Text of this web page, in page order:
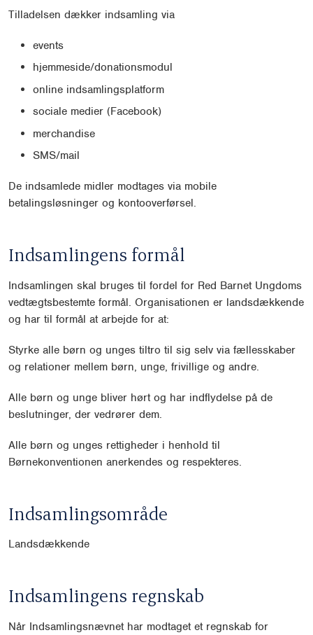
Tilladelsen dækker indsamling via
events
hjemmeside/donationsmodul
online indsamlingsplatform
sociale medier (Facebook)
merchandise
SMS/mail
De indsamlede midler modtages via mobile
betalingsløsninger og kontooverførsel.
Indsamlingens formål
Indsamlingen skal bruges til fordel for Red Barnet Ungdoms
vedtægtsbestemte formål. Organisationen er landsdækkende
og har til formål at arbejde for at:
Styrke alle børn og unges tiltro til sig selv via fællesskaber
og relationer mellem børn, unge, frivillige og andre.
Alle børn og unge bliver hørt og har indflydelse på de
beslutninger, der vedrører dem.
Alle børn og unges rettigheder i henhold til
Børnekonventionen anerkendes og respekteres.
Indsamlingsområde
Landsdækkende
Indsamlingens regnskab
Når Indsamlingsnævnet har modtaget et regnskab for